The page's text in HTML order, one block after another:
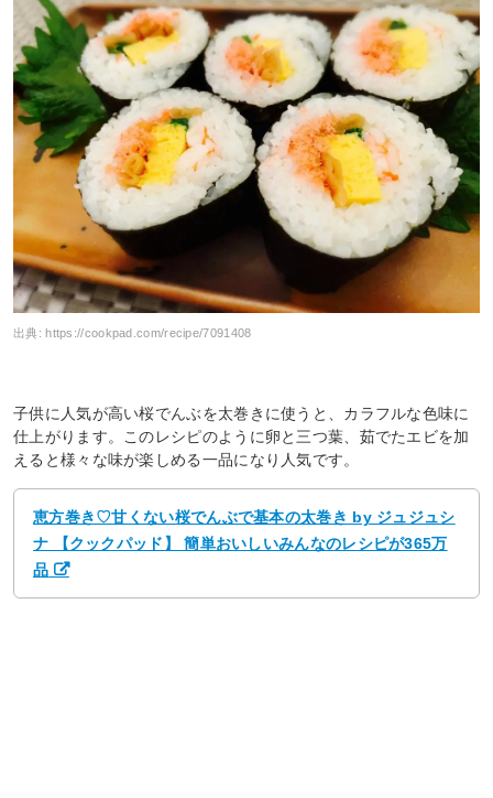
出典: https://cookpad.com/recipe/7091408
子供に人気が高い桜でんぶを太巻きに使うと、カラフルな色味に
仕上がります。このレシピのように卵と三つ葉、茹でたエビを加
えると様々な味が楽しめる一品になり人気です。
恵方巻き♡甘くない桜でんぶで基本の太巻き by ジュジュシ
ナ 【クックパッド】 簡単おいしいみんなのレシピが365万
品